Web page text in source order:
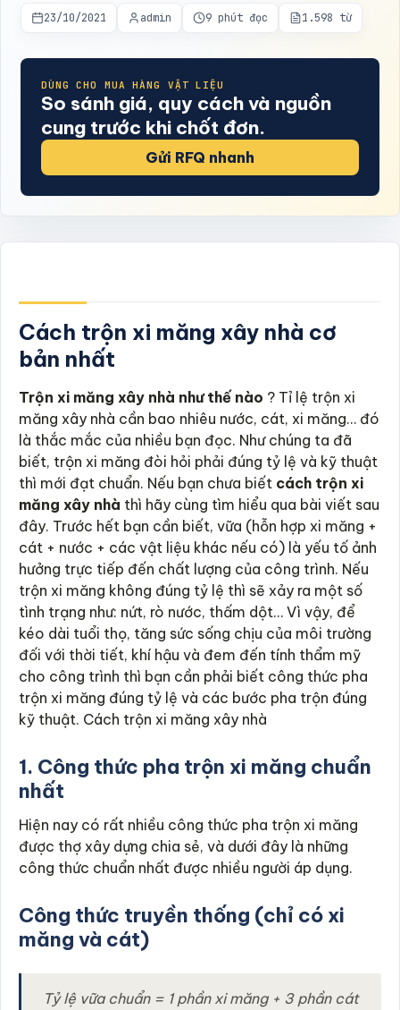
23/10/2021 admin 9 phút đọc 1.598 từ
DÙNG CHO MUA HÀNG VẬT LIỆU
So sánh giá, quy cách và nguồn
cung trước khi chốt đơn.
Gửi RFQ nhanh
Cách trộn xi măng xây nhà cơ
bản nhất
Trộn xi măng xây nhà như thế nào ? Tỉ lệ trộn xi
măng xây nhà cần bao nhiêu nước, cát, xi măng… đó
là thắc mắc của nhiều bạn đọc. Như chúng ta đã
biết, trộn xi măng đòi hỏi phải đúng tỷ lệ và kỹ thuật
thì mới đạt chuẩn. Nếu bạn chưa biết cách trộn xi
măng xây nhà thì hãy cùng tìm hiểu qua bài viết sau
đây. Trước hết bạn cần biết, vữa (hỗn hợp xi măng +
cát + nước + các vật liệu khác nếu có) là yếu tố ảnh
hưởng trực tiếp đến chất lượng của công trình. Nếu
trộn xi măng không đúng tỷ lệ thì sẽ xảy ra một số
tình trạng như: nứt, rò nước, thấm dột… Vì vậy, để
kéo dài tuổi thọ, tăng sức sống chịu của môi trường
đối với thời tiết, khí hậu và đem đến tính thẩm mỹ
cho công trình thì bạn cần phải biết công thức pha
trộn xi măng đúng tỷ lệ và các bước pha trộn đúng
kỹ thuật. Cách trộn xi măng xây nhà
1. Công thức pha trộn xi măng chuẩn
nhất
Hiện nay có rất nhiều công thức pha trộn xi măng
được thợ xây dựng chia sẻ, và dưới đây là những
công thức chuẩn nhất được nhiều người áp dụng.
Công thức truyền thống (chỉ có xi
măng và cát)
Tỷ lệ vữa chuẩn = 1 phần xi măng + 3 phần cát